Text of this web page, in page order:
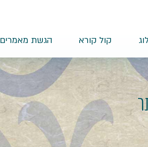
קול קורא הגשת מאמרים